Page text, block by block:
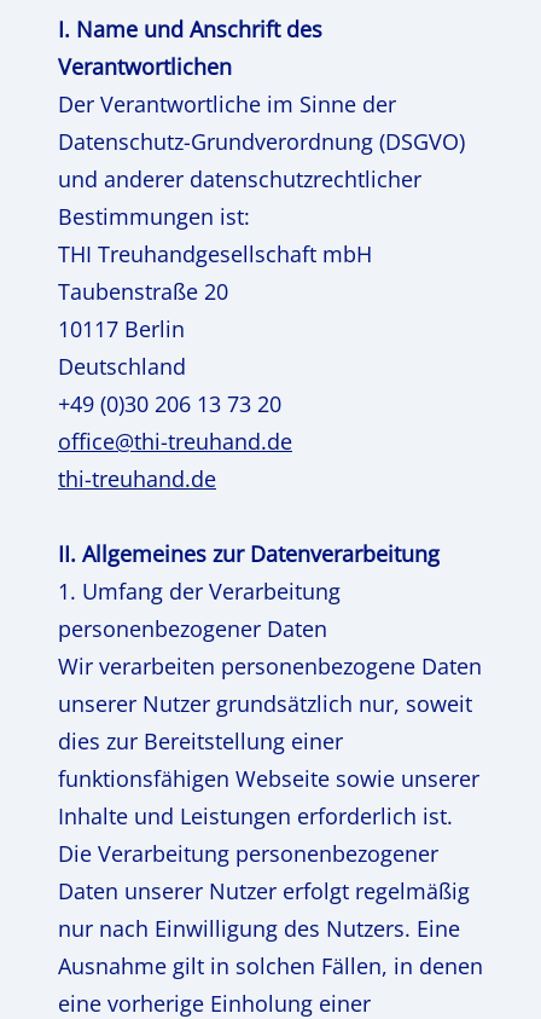
I. Name und Anschrift des
Verantwortlichen
Der Verantwortliche im Sinne der
Datenschutz-Grundverordnung (DSGVO)
und anderer datenschutzrechtlicher
Bestimmungen ist:
THI Treuhandgesellschaft mbH
Taubenstraße 20
10117 Berlin
Deutschland
+49 (0)30 206 13 73 20
office@thi-treuhand.de
thi-treuhand.de
II. Allgemeines zur Datenverarbeitung
1. Umfang der Verarbeitung
personenbezogener Daten
Wir verarbeiten personenbezogene Daten
unserer Nutzer grundsätzlich nur, soweit
dies zur Bereitstellung einer
funktionsfähigen Webseite sowie unserer
Inhalte und Leistungen erforderlich ist.
Die Verarbeitung personenbezogener
Daten unserer Nutzer erfolgt regelmäßig
nur nach Einwilligung des Nutzers. Eine
Ausnahme gilt in solchen Fällen, in denen
eine vorherige Einholung einer